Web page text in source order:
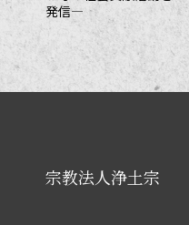
発信―
宗教法人浄土宗